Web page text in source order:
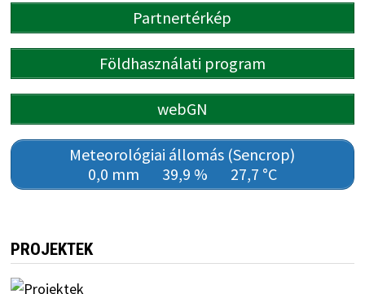
Partnertérkép
Földhasználati program
webGN
Meteorológiai állomás (Sencrop)
0,0 mm
39,9 % 27,7 °C
PROJEKTEK